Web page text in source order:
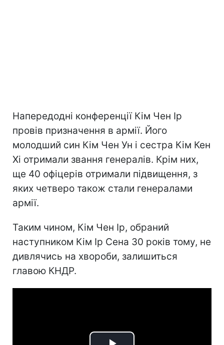
Напередодні конференції Кім Чен Ір
провів призначення в армії. Його
молодший син Кім Чен Ун і сестра Кім Кен
Хі отримали звання генералів. Крім них,
ще 40 офіцерів отримали підвищення, з
яких четверо також стали генералами
армії.
Таким чином, Кім Чен Ір, обраний
наступником Кім Ір Сена 30 років тому, не
дивлячись на хвороби, залишиться
главою КНДР.